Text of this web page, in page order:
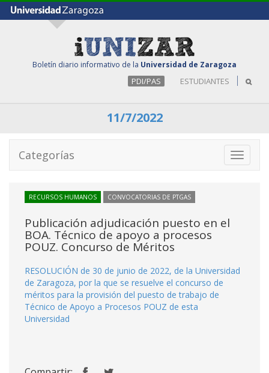
Boletín diario informativo de la Universidad de Zaragoza
PDI/PAS ESTUDIANTES
11/7/2022
Toggle
Categorías
RECURSOS HUMANOS CONVOCATORIAS DE PTGAS
Publicación adjudicación puesto en el
BOA. Técnico de apoyo a procesos
POUZ. Concurso de Méritos
RESOLUCIÓN de 30 de junio de 2022, de la Universidad
de Zaragoza, por la que se resuelve el concurso de
méritos para la provisión del puesto de trabajo de
Técnico de Apoyo a Procesos POUZ de esta
Universidad